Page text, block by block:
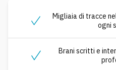
Migliaia di tracce
ogni
Brani scritti e